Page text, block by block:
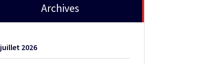
Archives
juillet 2026